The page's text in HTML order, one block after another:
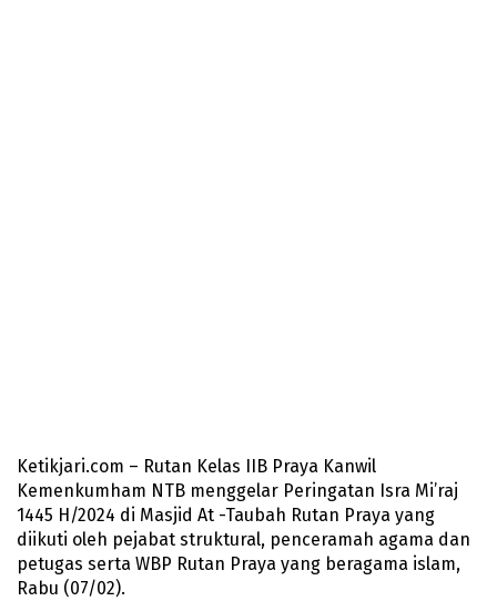
Ketikjari.com – Rutan Kelas IIB Praya Kanwil
Kemenkumham NTB menggelar Peringatan Isra Mi’raj
1445 H/2024 di Masjid At -Taubah Rutan Praya yang
diikuti oleh pejabat struktural, penceramah agama dan
petugas serta WBP Rutan Praya yang beragama islam,
Rabu (07/02).